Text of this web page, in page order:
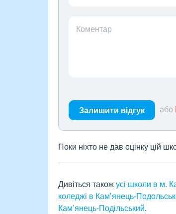
Коментар
Залишити відгук або
Поки ніхто не дав оцінку цій
Дивіться такожусі школи в м.
коледжі в Камʼянець-
Кам’янець-Подільський.